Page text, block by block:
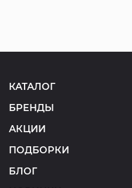
КАТАЛОГ
БРЕНДЫ
АКЦИИ
ПОДБОРКИ
БЛОГ